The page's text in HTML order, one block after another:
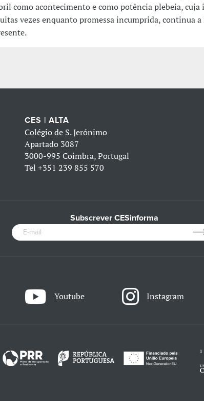
como acontecimento e como potência plebeia, cuja
vezes enquanto promessa incumprida, continua
CES | ALTA
Colégio de S. Jerónimo
Apartado 3087
3000-995 Coimbra, Portugal
Tel+351 239 855 570
Subscrever CESinforma
Youtube Instagram